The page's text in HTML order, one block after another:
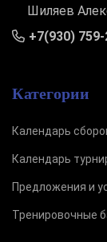
Шиляев
+7(930)
Категории
Календарь
Календарь
Предложения и
Тренировочные